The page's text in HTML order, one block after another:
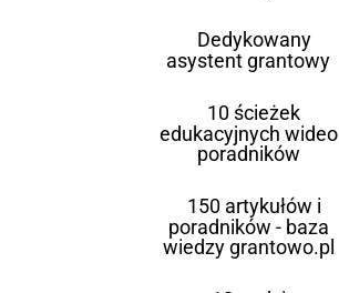
Dedykowany
asystent grantowy
10 ścieżek
edukacyjnych wideo
poradników
150 artykułów i
poradników - baza
wiedzy grantowo.pl